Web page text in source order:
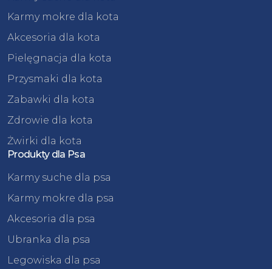
Karmy mokre dla kota
Akcesoria dla kota
Pielęgnacja dla kota
Przysmaki dla kota
Zabawki dla kota
Zdrowie dla kota
Żwirki dla kota
Produkty dla Psa
Karmy suche dla psa
Karmy mokre dla psa
Akcesoria dla psa
Ubranka dla psa
Legowiska dla psa